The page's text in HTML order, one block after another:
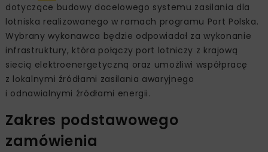
dotyczące budowy docelowego systemu zasilania dla
lotniska realizowanego w ramach programu Port Polska.
Wybrany wykonawca będzie odpowiadał za wykonanie
infrastruktury, która połączy port lotniczy z krajową
siecią elektroenergetyczną oraz umożliwi współpracę
z lokalnymi źródłami zasilania awaryjnego
i odnawialnymi źródłami energii.
Zakres podstawowego
zamówienia